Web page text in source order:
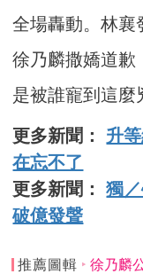
全場轟動。林襄
徐乃麟撒嬌道歉
是被誰寵到這麼
更多新聞： 升
在忘不了
更多新聞：獨
破億發聲
推薦圖輯 徐乃麟